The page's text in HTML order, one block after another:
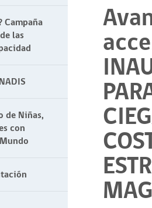
Campaña
las
de Niñas,
con